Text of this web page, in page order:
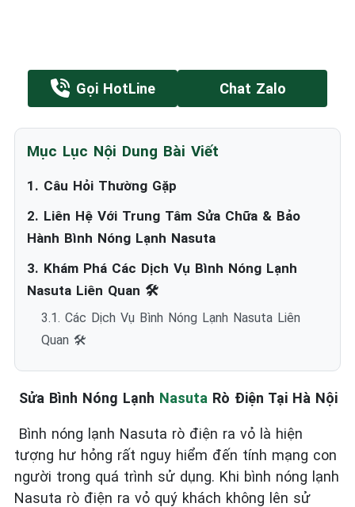
Gọi HotLine Chat Zalo
Mục Lục Nội Dung Bài Viết
1. Câu Hỏi Thường Gặp
2. Liên Hệ Với Trung Tâm Sửa Chữa & Bảo
Hành Bình Nóng Lạnh Nasuta
3. Khám Phá Các Dịch Vụ Bình Nóng Lạnh
Nasuta Liên Quan 🛠️
3.1. Các Dịch Vụ Bình Nóng Lạnh Nasuta Liên
Quan 🛠️
Sửa Bình Nóng Lạnh Nasuta Rò Điện Tại Hà Nội
Bình nóng lạnh Nasuta rò điện ra vỏ là hiện
tượng hư hỏng rất nguy hiểm đến tính mạng con
người trong quá trình sử dụng. Khi bình nóng lạnh
Nasuta rò điện ra vỏ quý khách không lên sử